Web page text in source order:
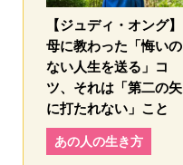
【ジュディ・オング】
母に教わった「悔いの
ない人生を送る」コ
ツ、それは「第二の矢
に打たれない」こと
あの人の生き方